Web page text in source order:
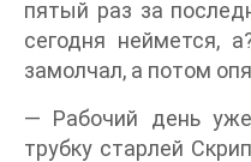
пятый раз за
сегодня неймется,
замолчал, а потом
— Рабочий день
трубку старлей